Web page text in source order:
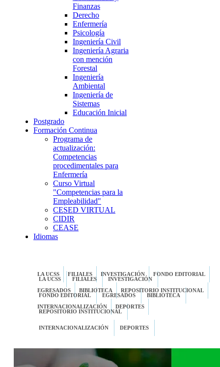
Finanzas
Derecho
Enfermería
Psicología
Ingeniería Civil
Ingeniería Agraria
con mención
Forestal
Ingeniería
Ambiental
Ingeniería de
Sistemas
Educación Inicial
Postgrado
Formación Continua
Programa de
actualización:
Competencias
procedimentales para
Enfermería
Curso Virtual
"Competencias para la
Empleabilidad"
CESED VIRTUAL
CIDIR
CEASE
Idiomas
LA UCSS FILIALES INVESTIGACIÓN FONDO EDITORIAL
EGRESADOS BIBLIOTECA REPOSITORIO INSTITUCIONAL
INTERNACIONALIZACIÓN DEPORTES
LA UCSS FILIALES INVESTIGACIÓN
FONDO EDITORIAL EGRESADOS BIBLIOTECA
REPOSITORIO INSTITUCIONAL
INTERNACIONALIZACIÓN DEPORTES